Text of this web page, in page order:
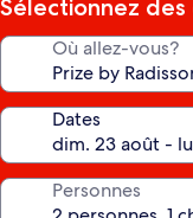
Sélectionnez
Où allez-vous?
Dates
Personnes